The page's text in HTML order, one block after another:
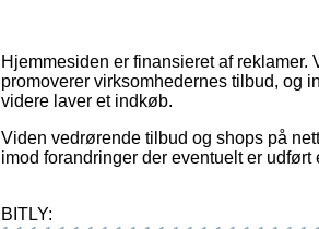
Hjemmesiden er finansieret af
promoverer virksomhedernes tilbud, og
videre laver et indkøb.
Viden vedrørende tilbud og shops på
imod forandringer der eventuelt er
BITLY: